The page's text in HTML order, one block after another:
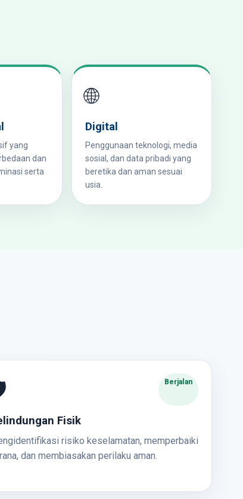
yang
dan
serta
🌐
Digital
Penggunaan teknologi, media
sosial, dan data pribadi yang
beretika dan aman sesuai
usia.
Berjalan
Fisik
risiko keselamatan, memperbaiki
dan membiasakan perilaku aman.